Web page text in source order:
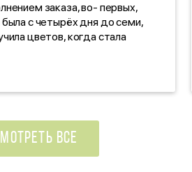
заказа, во- первых,
была с четырёх дня до семи,
цветов, когда стала
По качеству цветов,
не свежие, прдмороженные!
ВСЕ